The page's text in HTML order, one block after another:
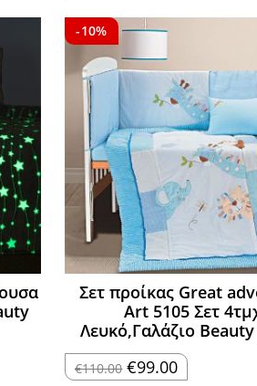
-10%
Σετ προίκας Great
Art 5105 Σετ
Λευκό,Γαλάζιο
€110.00 Original
price
€99.00Η
τρέχουσα